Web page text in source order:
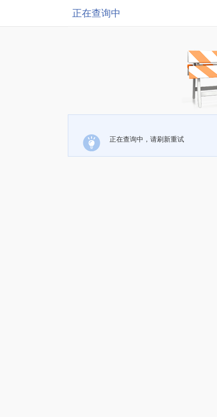
正在查询中
正在查询中，请刷新重试